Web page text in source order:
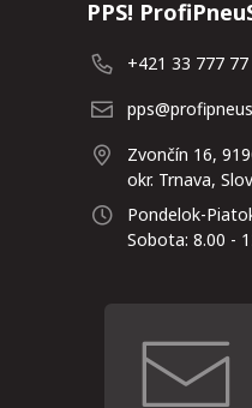
PPS!
+421 33 777 77
Zvončín 16,
okr. Trnava,
Pondelok-
Sobota: 8.00 -